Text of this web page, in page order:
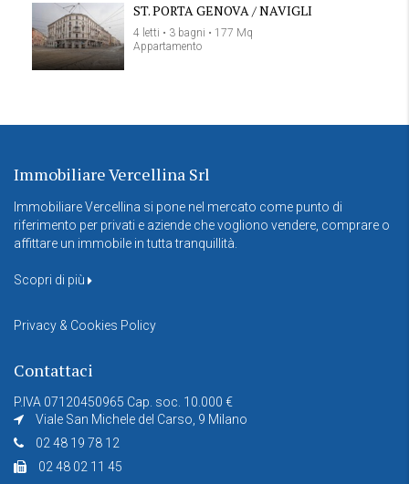
ST. PORTA GENOVA / NAVIGLI
4 letti • 3 bagni • 177 Mq
Appartamento
Immobiliare Vercellina Srl
Immobiliare Vercellina si pone nel mercato come punto di
riferimento per privati e aziende che vogliono vendere, comprare o
affittare un immobile in tutta tranquillità.
Scopri di più
Privacy & Cookies Policy
Contattaci
P.IVA 07120450965 Cap. soc. 10.000 €
Viale San Michele del Carso, 9 Milano
02 48 19 78 12
02 48 02 11 45